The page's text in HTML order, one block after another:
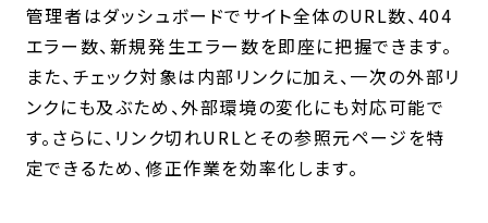
管理者はダッシュボードでサイト全体のURL数、404
エラー数、新規発生エラー数を即座に把握できます。
また、チェック対象は内部リンクに加え、一次の外部リ
ンクにも及ぶため、外部環境の変化にも対応可能で
す。さらに、リンク切れURLとその参照元ページを特
定できるため、修正作業を効率化します。